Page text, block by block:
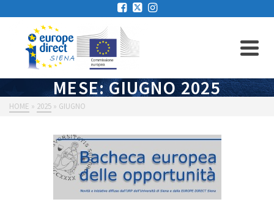
MESE: GIUGNO 2025
HOME » 2025 » GIUGNO